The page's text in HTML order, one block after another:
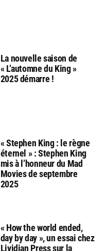
La nouvelle saison de
« L’automne du King »
2025 démarre !
« Stephen King : le règne
éternel » : Stephen King
mis à l’honneur du Mad
Movies de septembre
2025
« How the world ended,
day by day », un essai chez
Lividian Press sur la